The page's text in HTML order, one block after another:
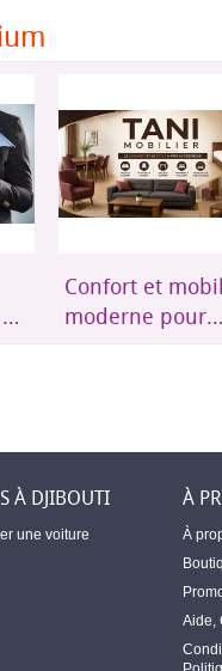
Une assurance
éthique et
À DJIBOUTI
une voiture
À
À
Aide,